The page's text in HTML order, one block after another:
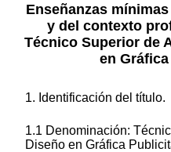
Enseñanzas
y del contexto
Técnico Superior de
en
1. Identificación del título.
1.1 Denominación:
Diseño en Gráfica